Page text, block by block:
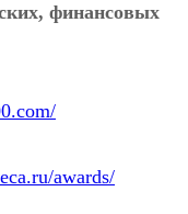
финансовых
awards/